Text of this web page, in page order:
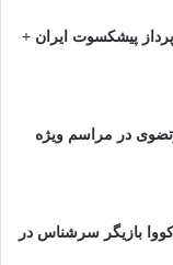
پیشکسوت ایران +
در مراسم ویژه
بازیگر سرشناس در